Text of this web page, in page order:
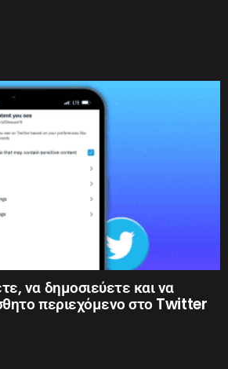
να δημοσιεύετε και να
περιεχόμενο στο Twitter